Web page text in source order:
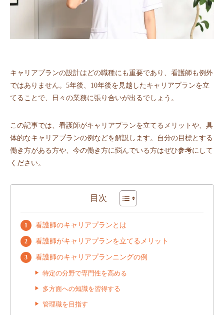
キャリアプランの設計はどの職種にも重要であり、看護師も例外
ではありません。5年後、10年後を見越したキャリアプランを立
てることで、日々の業務に張り合いが出るでしょう。
この記事では、看護師がキャリアプランを立てるメリットや、具
体的なキャリアプランの例などを解説します。自分の目標とする
働き方がある方や、今の働き方に悩んでいる方はぜひ参考にして
ください。
目次
看護師のキャリアプランとは
看護師がキャリアプランを立てるメリット
看護師のキャリアプランニングの例
特定の分野で専門性を高める
多方面への知識を習得する
管理職を目指す